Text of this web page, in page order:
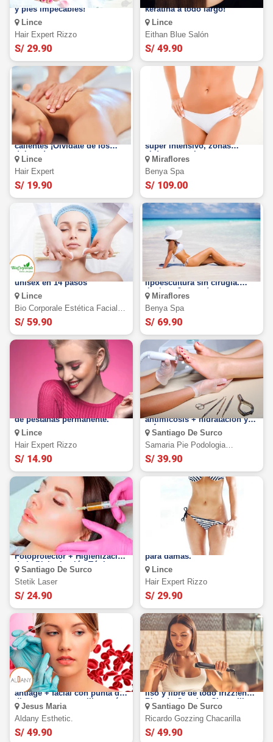
y pies impecables!
Lince
Hair Expert Rizzo
S/ 29.90
keratina a todo largo!
Lince
Eithan Blue Salón
S/ 49.90
Masaje relajante con piedras
calientes ¡Olvídate de los
dolores!
Lince
Hair Expert
S/ 19.90
10 sesiones de Liporeductor
super intensivo, zonas
abdomen y cintura.
Miraflores
Benya Spa
S/ 109.00
Limpieza facial profunda
unisex en 14 pasos
Lince
Bio Corporale Estética Facial Y
Corporal
S/ 59.90
lipoescultura sin cirugía.
¡Incluye 3 zonas!
Miraflores
Benya Spa
S/ 69.90
¡Pestañas perfectas! !Rizado
de pestañas permanente.
Lince
Hair Expert Rizzo
S/ 14.90
Podología integral +
antimicosis + hidratación y
más
Santiago De Surco
Samaria Pie Podologia
Profesional
S/ 39.90
Plasma Rico en Plaquetas +
Fotoprotector + Higienización
de la Piel + Loción Tónica en
Stetik Laser
Santiago De Surco
Stetik Laser
S/ 24.90
Depilación brasilera completa
para damas.
Lince
Hair Expert Rizzo
S/ 29.90
PRP para rostro y escote +
antiage + facial con punta de
diamante + mascarilla y más
Jesus Maria
Aldany Esthetic.
S/ 49.90
¡Luce un cabello totalmente
liso y libre de todo frizz!en
Ricardo Gozzing Chacarilla.
Santiago De Surco
Ricardo Gozzing Chacarilla
S/ 49.90